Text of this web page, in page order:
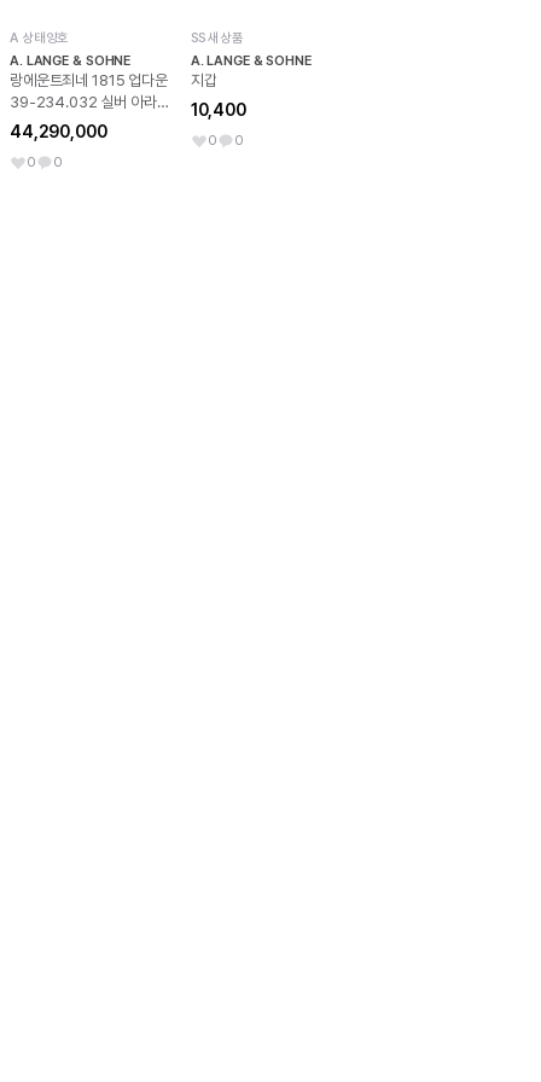
A 상태양호
A. LANGE & SOHNE
랑에운트죄네 1815 업다운
39-234.032 실버 아라
빅 NO.8396
44,290,000
0 0
SS 새상품
A. LANGE & SOHNE
지갑
10,400
0 0